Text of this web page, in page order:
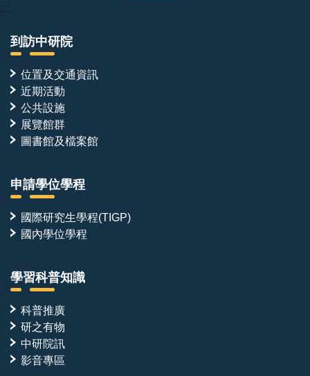
:::
到訪中研院
位置及交通資訊
近期活動
公共設施
展覽館群
圖書館及檔案館
申請學位學程
國際研究生學程(TIGP)
國內學位學程
學習科普知識
科普推廣
研之有物
中研院訊
影音專區